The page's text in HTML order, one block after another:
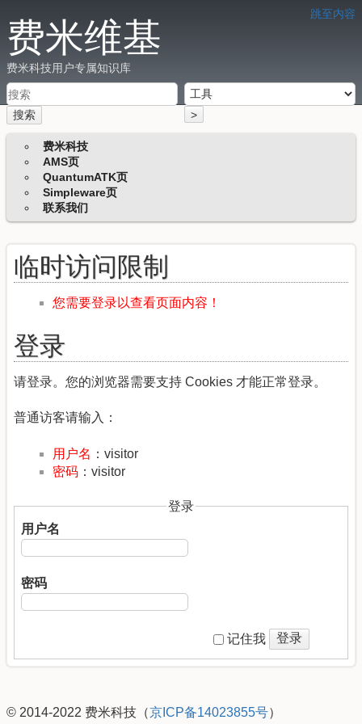
跳至内容
费米维基
费米科技用户专属知识库
搜索 >
费米科技
AMS页
QuantumATK页
Simpleware页
联系我们
临时访问限制
您需要登录以查看页面内容！
登录
请登录。您的浏览器需要支持 Cookies 才能正常登录。
普通访客请输入：
用户名 ：visitor
密码 ：visitor
登录
用户名
密码
记住我 登录
© 2014-2022 费米科技（京ICP备14023855号）